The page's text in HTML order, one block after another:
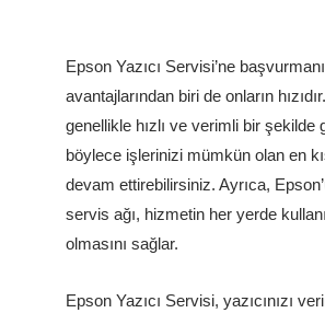
Epson Yazıcı Servisi’ne
avantajlarından biri de onların
genellikle hızlı ve verimli bir şekilde
böylece işlerinizi mümkün olan en
devam ettirebilirsiniz. Ayrıca,
servis ağı, hizmetin her yerde
olmasını sağlar.
Epson Yazıcı Servisi, yazıcınızı